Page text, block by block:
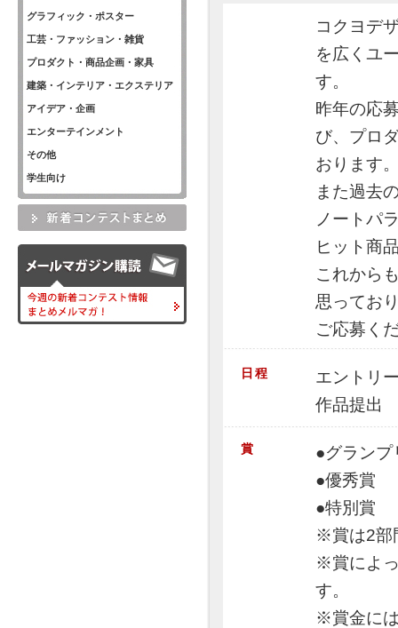
グラフィック・ポスター
工芸・ファッション・雑貨
プロダクト・商品企画・家具
建築・インテリア・エクステリア
アイデア・企画
エンターテインメント
その他
学生向け
コクヨデ
を広くユ
す。
昨年の応
び、プロ
おります
また過去
ノートパ
ヒット商
これから
思ってお
ご応募く
日程
エントリ
作品提出
賞
●グラン
●優秀賞
●特別賞
※賞は2部
※賞によ
す。
※賞金に